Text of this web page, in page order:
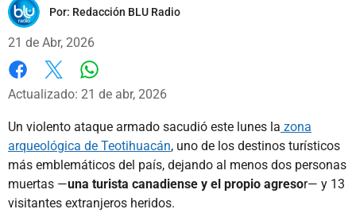
Por: Redacción BLU Radio
21 de Abr, 2026
Facebook
X
Actualizado: 21 de abr, 2026
Un violento ataque armado sacudió este lunes la zona
arqueológica de Teotihuacán, uno de los destinos turísticos
más emblemáticos del país, dejando al menos dos personas
muertas —una turista canadiense y el propio agresor— y 13
visitantes extranjeros heridos.